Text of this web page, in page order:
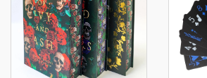
lackierten Kanten
Hardcover-Fotoalbum
mit goldenen Kanten